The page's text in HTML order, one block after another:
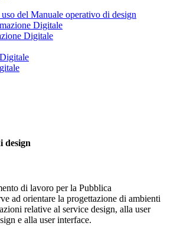
del Manuale operativo di design
Digitale
design
di lavoro per la Pubblica
ad orientare la progettazione di ambienti
relative al service design, alla user
e alla user interface.